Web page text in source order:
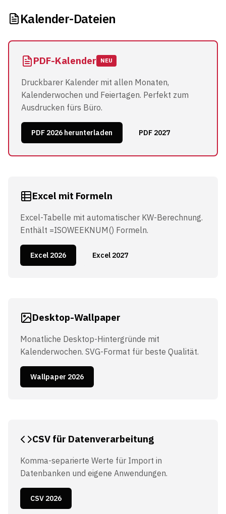
Kalender-Dateien
PDF-Kalender NEU
Druckbarer Kalender mit allen Monaten,
Kalenderwochen und Feiertagen. Perfekt zum
Ausdrucken fürs Büro.
PDF 2026 herunterladen PDF 2027
Excel mit Formeln
Excel-Tabelle mit automatischer KW-Berechnung.
Enthält =ISOWEEKNUM() Formeln.
Excel 2026 Excel 2027
Desktop-Wallpaper
Monatliche Desktop-Hintergründe mit
Kalenderwochen. SVG-Format für beste Qualität.
Wallpaper 2026
CSV für Datenverarbeitung
Komma-separierte Werte für Import in
Datenbanken und eigene Anwendungen.
CSV 2026